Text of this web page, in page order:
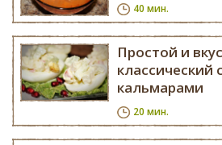
40 мин.
Простой и
классический
кальмарами
20 мин.